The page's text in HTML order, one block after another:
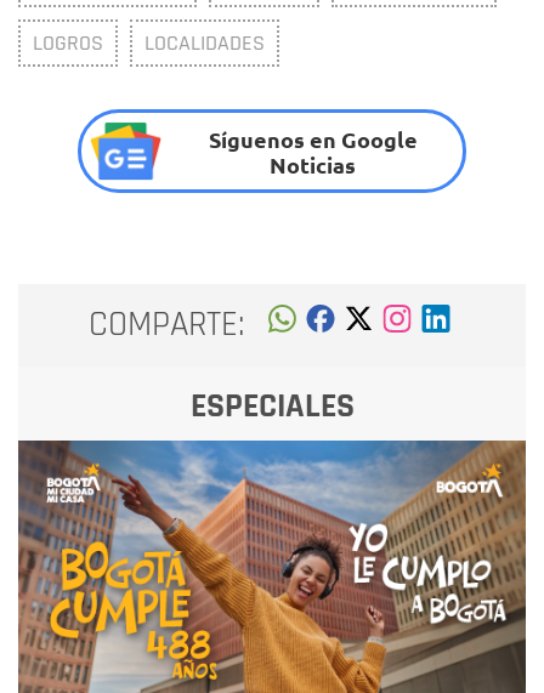
LOGROS LOCALIDADES
Síguenos en Google
Noticias
COMPARTE:
ESPECIALES